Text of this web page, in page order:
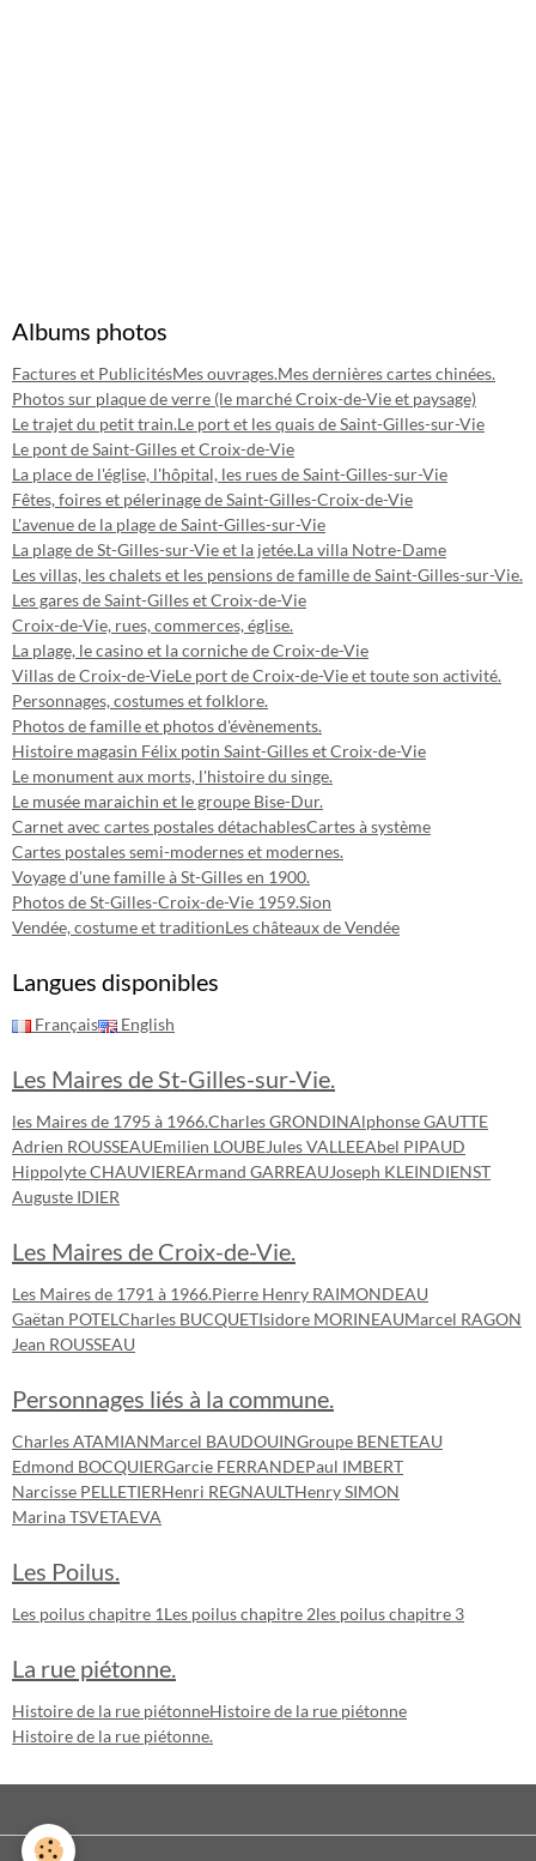
Albums photos
Factures et PublicitésMes ouvrages.Mes dernières cartes chinées.
Photos sur plaque de verre (le marché Croix-de-Vie et paysage)
Le trajet du petit train.Le port et les quais de Saint-Gilles-sur-Vie
Le pont de Saint-Gilles et Croix-de-Vie
La place de l'église, l'hôpital, les rues de Saint-Gilles-sur-Vie
Fêtes, foires et pélerinage de Saint-Gilles-Croix-de-Vie
L'avenue de la plage de Saint-Gilles-sur-Vie
La plage de St-Gilles-sur-Vie et la jetée.La villa Notre-Dame
Les villas, les chalets et les pensions de famille de Saint-Gilles-sur-Vie.
Les gares de Saint-Gilles et Croix-de-Vie
Croix-de-Vie, rues, commerces, église.
La plage, le casino et la corniche de Croix-de-Vie
Villas de Croix-de-VieLe port de Croix-de-Vie et toute son activité.
Personnages, costumes et folklore.
Photos de famille et photos d'évènements.
Histoire magasin Félix potin Saint-Gilles et Croix-de-Vie
Le monument aux morts, l'histoire du singe.
Le musée maraichin et le groupe Bise-Dur.
Carnet avec cartes postales détachablesCartes à système
Cartes postales semi-modernes et modernes.
Voyage d'une famille à St-Gilles en 1900.
Photos de St-Gilles-Croix-de-Vie 1959.Sion
Vendée, costume et traditionLes châteaux de Vendée
Langues disponibles
Français English
Les Maires de St-Gilles-sur-Vie.
les Maires de 1795 à 1966.Charles GRONDINAlphonse GAUTTE
Adrien ROUSSEAUEmilien LOUBEJules VALLEEAbel PIPAUD
Hippolyte CHAUVIEREArmand GARREAUJoseph KLEINDIENST
Auguste IDIER
Les Maires de Croix-de-Vie.
Les Maires de 1791 à 1966.Pierre Henry RAIMONDEAU
Gaëtan POTEL Charles BUCQUETIsidore MORINEAUMarcel RAGON
Jean ROUSSEAU
Personnages liés à la commune.
Charles ATAMIANMarcel BAUDOUINGroupe BENETEAU
Edmond BOCQUIERGarcie FERRANDEPaul IMBERT
Narcisse PELLETIERHenri REGNAULTHenry SIMON
Marina TSVETAEVA
Les Poilus.
Les poilus chapitre 1Les poilus chapitre 2les poilus chapitre 3
La rue piétonne.
Histoire de la rue piétonneHistoire de la rue piétonne
Histoire de la rue piétonne.